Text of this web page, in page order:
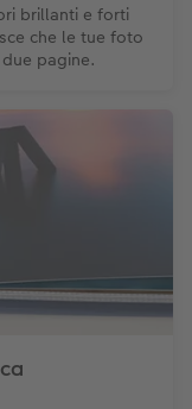
brillanti e forti
che le tue foto
pagine.